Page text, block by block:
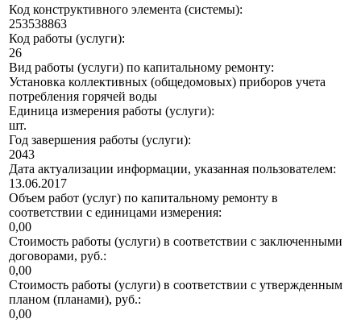
Код конструктивного элемента (системы):
253538863
Код работы (услуги):
26
Вид работы (услуги) по капитальному ремонту:
Установка коллективных (общедомовых) приборов учета
потребления горячей воды
Единица измерения работы (услуги):
шт.
Год завершения работы (услуги):
2043
Дата актуализации информации, указанная пользователем:
13.06.2017
Объем работ (услуг) по капитальному ремонту в
соответствии с единицами измерения:
0,00
Стоимость работы (услуги) в соответствии с заключенными
договорами, руб.:
0,00
Стоимость работы (услуги) в соответствии с утвержденным
планом (планами), руб.:
0,00